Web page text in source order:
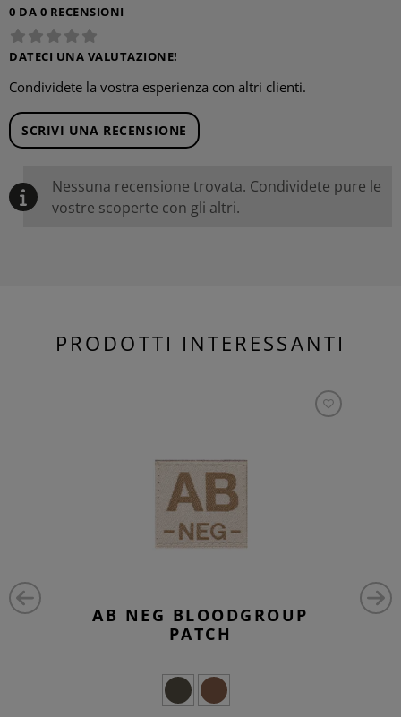
0 DA 0 RECENSIONI
DATECI UNA VALUTAZIONE!
Condividete la vostra esperienza con altri clienti.
SCRIVI UNA RECENSIONE
Nessuna recensione trovata. Condividete pure le
vostre scoperte con gli altri.
PRODOTTI INTERESSANTI
AB NEG BLOODGROUP
PATCH